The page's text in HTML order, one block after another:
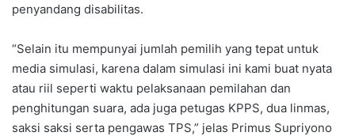
penyandang disabilitas.
“Selain itu mempunyai jumlah pemilih yang tepat untuk
media simulasi, karena dalam simulasi ini kami buat nyata
atau riil seperti waktu pelaksanaan pemilahan dan
penghitungan suara, ada juga petugas KPPS, dua linmas,
saksi saksi serta pengawas TPS,” jelas Primus Supriyono